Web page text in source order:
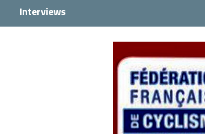
Interviews